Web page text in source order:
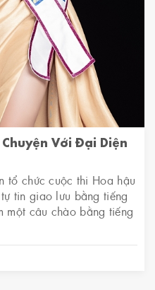
Với Đại Diện
tổ chức cuộc thi Hoa hậu
tin giao lưu bằng tiếng
một câu chào bằng tiếng